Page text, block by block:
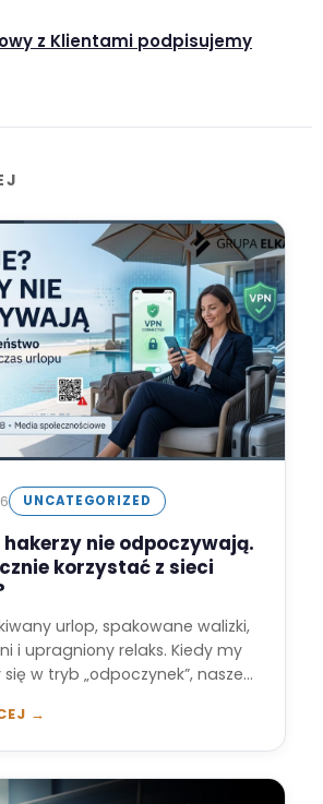
z Klientami podpisujemy
UNCATEGORIZED
nie odpoczywają.
korzystać z sieci
urlop, spakowane walizki,
i upragniony relaks. Kiedy my
w tryb „odpoczynek”, nasze
→